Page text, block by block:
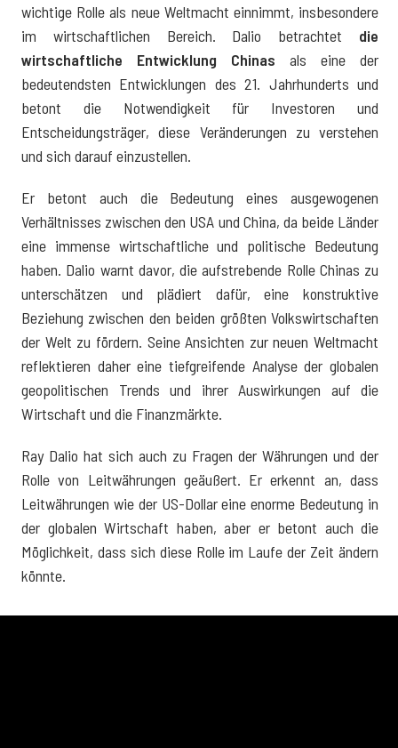
wichtige Rolle als neue Weltmacht einnimmt, insbesondere
im wirtschaftlichen Bereich. Dalio betrachtet die
wirtschaftliche Entwicklung Chinas als eine der
bedeutendsten Entwicklungen des 21. Jahrhunderts und
betont die Notwendigkeit für Investoren und
Entscheidungsträger, diese Veränderungen zu verstehen
und sich darauf einzustellen.
Er betont auch die Bedeutung eines ausgewogenen
Verhältnisses zwischen den USA und China, da beide Länder
eine immense wirtschaftliche und politische Bedeutung
haben. Dalio warnt davor, die aufstrebende Rolle Chinas zu
unterschätzen und plädiert dafür, eine konstruktive
Beziehung zwischen den beiden größten Volkswirtschaften
der Welt zu fördern. Seine Ansichten zur neuen Weltmacht
reflektieren daher eine tiefgreifende Analyse der globalen
geopolitischen Trends und ihrer Auswirkungen auf die
Wirtschaft und die Finanzmärkte.
Ray Dalio hat sich auch zu Fragen der Währungen und der
Rolle von Leitwährungen geäußert. Er erkennt an, dass
Leitwährungen wie der US-Dollar eine enorme Bedeutung in
der globalen Wirtschaft haben, aber er betont auch die
Möglichkeit, dass sich diese Rolle im Laufe der Zeit ändern
könnte.